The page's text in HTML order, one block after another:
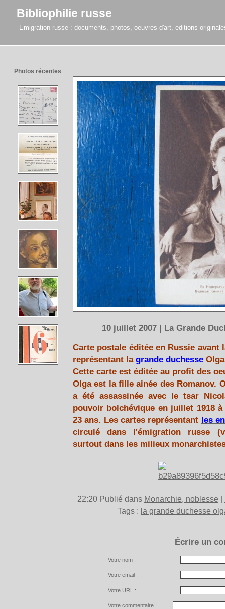
Bibliophilie russe
Emigration russe : documents, photos, oeuvres d'art, editions
10 juillet 2007 | La Grande
Carte postale éditée en Russie
représentant la grande duchesse
Cette carte est éditée au profit des
Olga est la fille ainée des Romanov.
a été assassinée avec le tsar
pouvoir bolchévique en juillet 1918
23 ans. Les cartes représentant les
circulé dans l'émigration russe
surtout dans les milieux
22:20 Publié dans Monarchie, noblesse
Tags : la grande duchesse
Écrire un
Votre nom :
Votre email :
Votre URL :
Votre commentaire :
Photos récentes